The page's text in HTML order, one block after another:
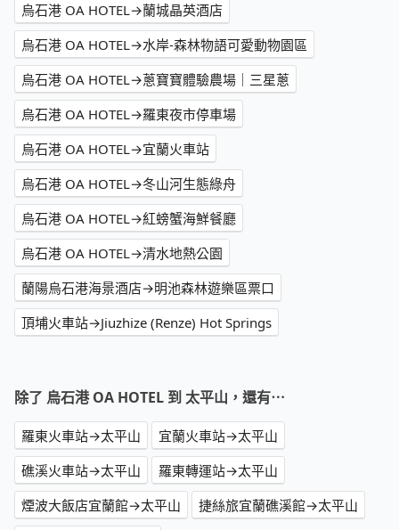
烏石港 OA HOTEL→蘭城晶英酒店
烏石港 OA HOTEL→水岸-森林物語可愛動物園區
烏石港 OA HOTEL→蔥寶寶體驗農場｜三星蔥
烏石港 OA HOTEL→羅東夜市停車場
烏石港 OA HOTEL→宜蘭火車站
烏石港 OA HOTEL→冬山河生態綠舟
烏石港 OA HOTEL→紅螃蟹海鮮餐廳
烏石港 OA HOTEL→清水地熱公園
蘭陽烏石港海景酒店→明池森林遊樂區票口
頂埔火車站→Jiuzhize (Renze) Hot Springs
除了 烏石港 OA HOTEL 到 太平山，還有⋯
羅東火車站→太平山
宜蘭火車站→太平山
礁溪火車站→太平山
羅東轉運站→太平山
煙波大飯店宜蘭館→太平山
捷絲旅宜蘭礁溪館→太平山